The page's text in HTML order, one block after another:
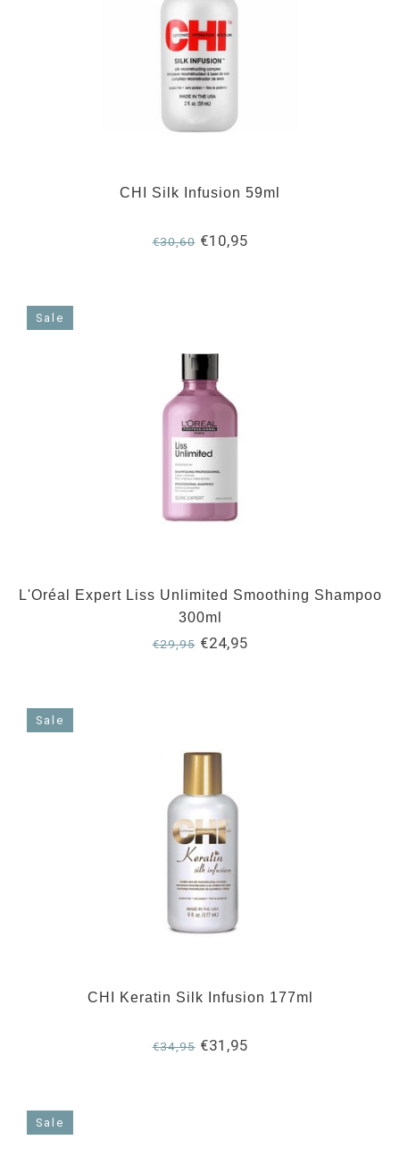
CHI Silk Infusion 59ml
€30,60€10,95
Sale
L'Oréal Expert Liss Unlimited Smoothing Shampoo
300ml
€29,95€24,95
Sale
CHI Keratin Silk Infusion 177ml
€34,95€31,95
Sale